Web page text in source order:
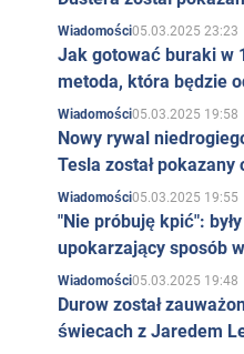
Wiadomości05.03.2025 23:23
Jak gotować buraki w
metoda, która będzie
Wiadomości05.03.2025 19:58
Nowy rywal
Tesla został
Wiadomości05.03.2025 19:55
"Nie próbuję kpić":
upokarzający sposób
Wiadomości05.03.2025 19:48
Durow został
świecach z Jaredem